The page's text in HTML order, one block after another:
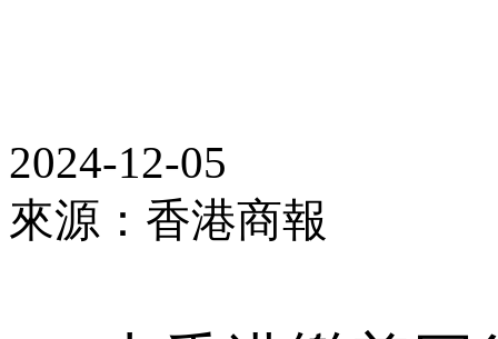
2024-12-05
來源：香港商報